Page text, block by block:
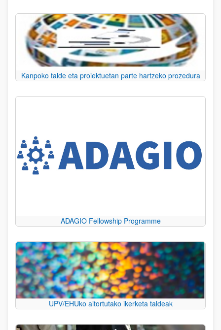
Kanpoko talde eta proiektuetan parte hartzeko prozedura
ADAGIO Fellowship Programme
UPV/EHUko aitortutako ikerketa taldeak